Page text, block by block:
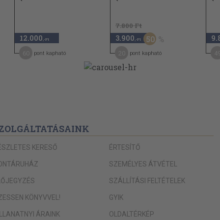
(1940)
II.
hajtása
12.000 ,-Ft
pont kapható
7.800 Ft
3.900 ,-Ft 50
pont kapható
KERESŐ
KÖNYVVEL!
ÁRAINK
ÉRTESÍTŐ
SZEMÉLYES ÁTVÉTEL
SZÁLLÍTÁSI FELTÉTELEK
GYIK
OLDALTÉRKÉP